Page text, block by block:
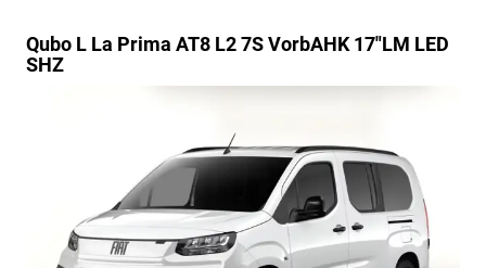
Qubo L La Prima AT8 L2 7S VorbAHK 17"LM LED
SHZ